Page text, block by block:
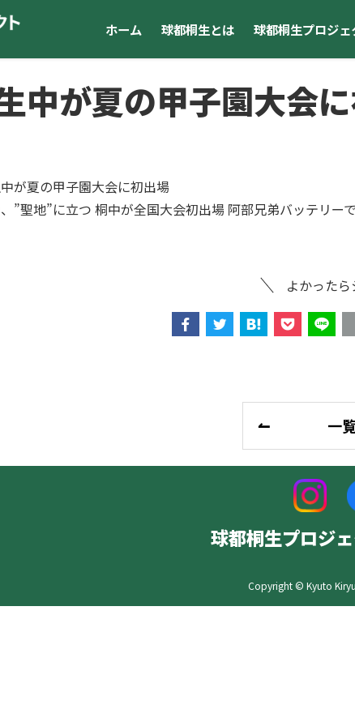
ホーム 球都桐生とは 球都桐生プロジェ
中が夏の甲子園大会
が夏の甲子園大会に初出場
”聖地”に立つ 桐中が全国大会初出場 阿部兄弟バッテリーで
よかったら
一
球都桐生プロジ
Copyright © Kyuto